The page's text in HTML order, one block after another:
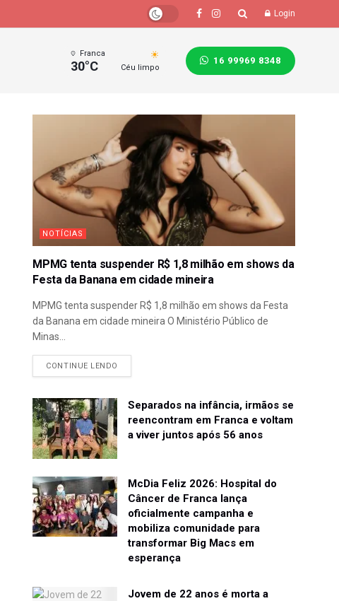
Login
Franca
30°C Céu limpo
16 99969 8348
NOTÍCIAS
MPMG tenta suspender R$ 1,8 milhão em shows da
Festa da Banana em cidade mineira
MPMG tenta suspender R$ 1,8 milhão em shows da Festa
da Banana em cidade mineira O Ministério Público de
Minas...
CONTINUE LENDO
Separados na infância, irmãos se
reencontram em Franca e voltam
a viver juntos após 56 anos
McDia Feliz 2026: Hospital do
Câncer de Franca lança
oficialmente campanha e
mobiliza comunidade para
transformar Big Macs em
esperança
Jovem de 22 anos é morta a